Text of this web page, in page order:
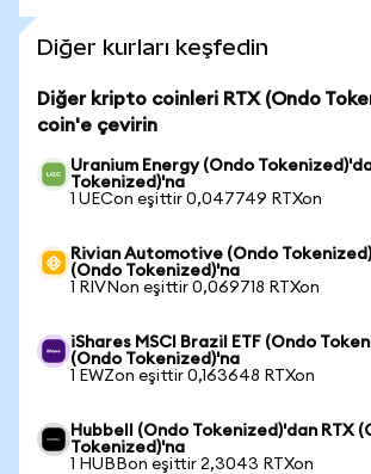
Diğer kurları keşfedin
Diğer kripto coinleri RTX (Ondo
coin'e çevirin
Uranium Energy (Ondo
Tokenized)'na
1 UECon eşittir 0,047749 RTXon
Rivian Automotive (Ondo
(Ondo Tokenized)'na
1 RIVNon eşittir 0,069718 RTXon
iShares MSCI Brazil ETF (Ondo
(Ondo Tokenized)'na
1 EWZon eşittir 0,163648 RTXon
Hubbell (Ondo Tokenized)'dan RTX
Tokenized)'na
1 HUBBon eşittir 2,3043 RTXon